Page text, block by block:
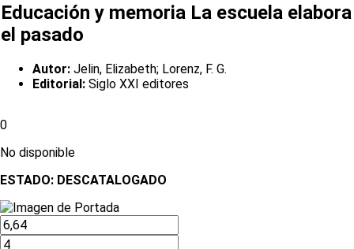
Educación y memoria La escuela elabora
el pasado
Autor: Jelin, Elizabeth; Lorenz, F. G.
Editorial: Siglo XXI editores
0
No disponible
ESTADO: DESCATALOGADO